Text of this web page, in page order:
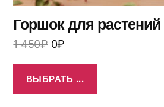
Горшок для
1 450₽ 0₽
ВЫБРАТЬ ...